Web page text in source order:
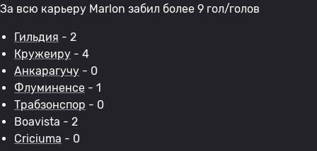
За всю карьеру Marlon забил более 9 гол/голов
Гильдия - 2
Кружеиру - 4
Анкарагучу - 0
Флуминенсе - 1
Трабзонспор - 0
Boavista - 2
Criciuma - 0